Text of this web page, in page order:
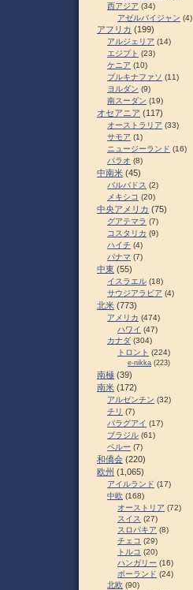
西アジア (34)
アゼルバイジャン (4)
アフリカ (199)
アルジェリア (14)
エジプト (23)
ケニア (10)
ブルキナファソ (11)
ヨルダン (9)
南スーダン (19)
オセアニア (117)
オーストラリア (33)
サモア (1)
ニュージーランド (16)
パラオ (8)
中南米 (45)
バルバドス (2)
メキシコ (20)
中央アメリカ (75)
グアテマラ (7)
コスタリカ (9)
ハイチ (4)
パナマ (7)
中東 (55)
イスラエル (18)
サウジアラビア (4)
北米 (773)
アメリカ (474)
ハワイ (47)
カナダ (304)
トロント (224)
e-nikka (223)
南極 (39)
南米 (172)
アルゼンチン (32)
チリ (7)
パラグアイ (17)
ブラジル (61)
ペルー (7)
和僑会 (220)
欧州 (1,065)
アイルランド (17)
中欧 (168)
オーストリア (72)
スイス (27)
スロパキア (8)
チェコ (29)
トルコ (20)
ハンガリー (16)
ポーランド (24)
北欧 (90)